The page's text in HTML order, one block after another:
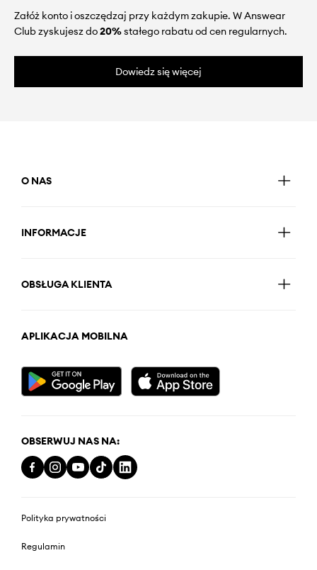
Załóż konto i oszczędzaj przy każdym zakupie. W Answear
Club zyskujesz do20%stałego rabatu od cen regularnych.
Dowiedz się więcej
O NAS
INFORMACJE
OBSŁUGA KLIENTA
APLIKACJA MOBILNA
OBSERWUJ NAS NA:
Polityka prywatności
Regulamin